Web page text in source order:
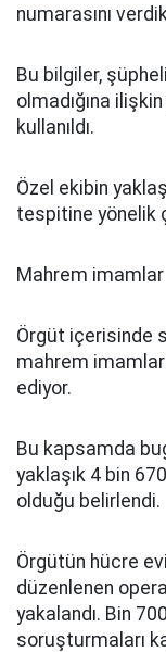
numarasını
Bu bilgiler,
olmadığına
kullanıldı.
Özel ekibin
tespitine yönelik
Mahrem imamlar
Örgüt içerisinde
mahrem
ediyor.
Bu kapsamda
yaklaşık 4 bin
olduğu belirlendi.
Örgütün hücre
düzenlenen
yakalandı. Bin
soruşturmaları